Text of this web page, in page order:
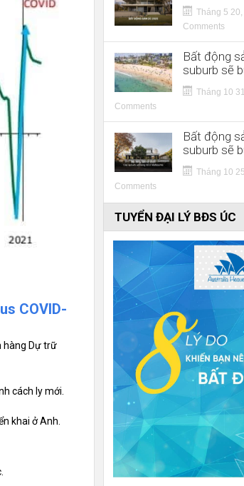
COVID-
hàng Dự trữ
cách ly mới.
khai ở Anh.
Tháng 5
Comments
Bất động
suburb sẽ
Tháng 10
Comments
Bất động
suburb sẽ
Tháng 10
Comments
TUYỂN ĐẠI LÝ BĐS ÚC